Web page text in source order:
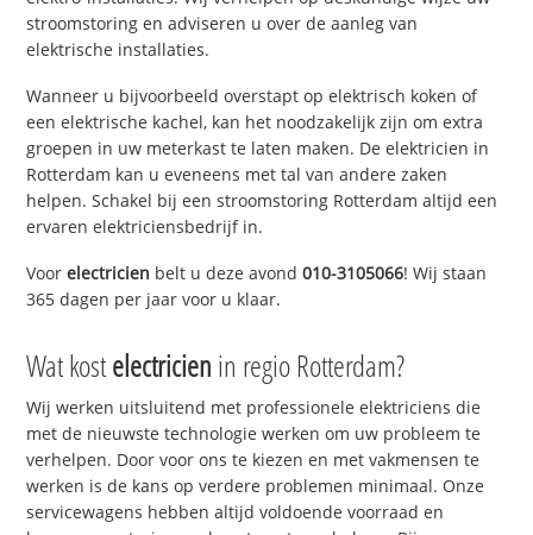
stroomstoring en adviseren u over de aanleg van
elektrische installaties.
Wanneer u bijvoorbeeld overstapt op elektrisch koken of
een elektrische kachel, kan het noodzakelijk zijn om extra
groepen in uw meterkast te laten maken. De elektricien in
Rotterdam kan u eveneens met tal van andere zaken
helpen. Schakel bij een stroomstoring Rotterdam altijd een
ervaren elektriciensbedrijf in.
Voorelectricien belt u deze avond010-3105066! Wij staan
365 dagen per jaar voor u klaar.
Wat kostelectricien in regio Rotterdam?
Wij werken uitsluitend met professionele elektriciens die
met de nieuwste technologie werken om uw probleem te
verhelpen. Door voor ons te kiezen en met vakmensen te
werken is de kans op verdere problemen minimaal. Onze
servicewagens hebben altijd voldoende voorraad en